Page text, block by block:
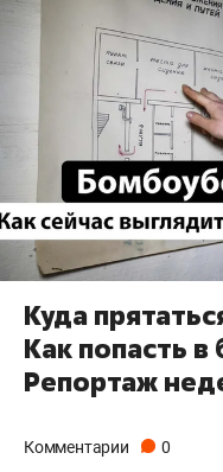
Куда
Как попасть
Репортаж
Комментарии 0